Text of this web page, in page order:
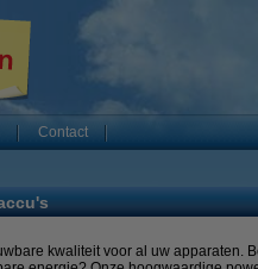
Contact
kwaliteit voor al uw apparaten.